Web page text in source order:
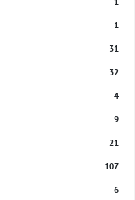
1
31
32
4
9
21
107
6